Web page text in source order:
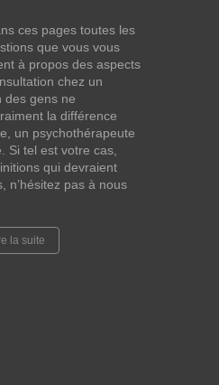
ces pages toutes les
que vous vous
à propos des aspects
chez un
des gens ne
la différence
un psychothérapeute
Si tel est votre cas,
qui devraient
n’hésitez pas à nous
la suite